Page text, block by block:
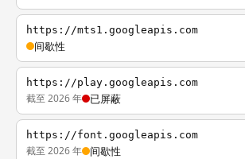
https://mts1.googleapis.com
间歇性
https://play.googleapis.com
截至 2026 年 已屏蔽
https://font.googleapis.com
截至 2026 年 间歇性